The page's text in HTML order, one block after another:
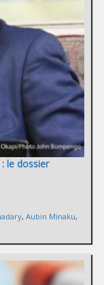
le dossier
, Aubin Minaku,